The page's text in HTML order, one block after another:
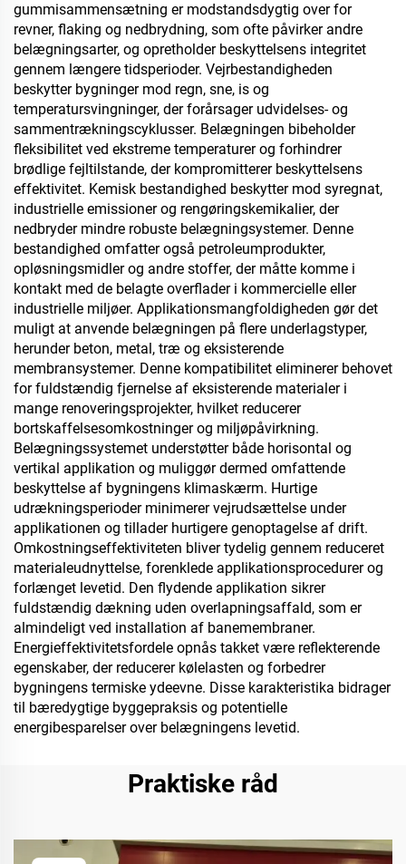
gummisammensætning er modstandsdygtig over for
revner, flaking og nedbrydning, som ofte påvirker andre
belægningsarter, og opretholder beskyttelsens integritet
gennem længere tidsperioder. Vejrbestandigheden
beskytter bygninger mod regn, sne, is og
temperatursvingninger, der forårsager udvidelses- og
sammentrækningscyklusser. Belægningen bibeholder
fleksibilitet ved ekstreme temperaturer og forhindrer
brødlige fejltilstande, der kompromitterer beskyttelsens
effektivitet. Kemisk bestandighed beskytter mod syregnat,
industrielle emissioner og rengøringskemikalier, der
nedbryder mindre robuste belægningsystemer. Denne
bestandighed omfatter også petroleumprodukter,
opløsningsmidler og andre stoffer, der måtte komme i
kontakt med de belagte overflader i kommercielle eller
industrielle miljøer. Applikationsmangfoldigheden gør det
muligt at anvende belægningen på flere underlagstyper,
herunder beton, metal, træ og eksisterende
membransystemer. Denne kompatibilitet eliminerer behovet
for fuldstændig fjernelse af eksisterende materialer i
mange renoveringsprojekter, hvilket reducerer
bortskaffelsesomkostninger og miljøpåvirkning.
Belægningssystemet understøtter både horisontal og
vertikal applikation og muliggør dermed omfattende
beskyttelse af bygningens klimaskærm. Hurtige
udrækningsperioder minimerer vejrudsættelse under
applikationen og tillader hurtigere genoptagelse af drift.
Omkostningseffektiviteten bliver tydelig gennem reduceret
materialeudnyttelse, forenklede applikationsprocedurer og
forlænget levetid. Den flydende applikation sikrer
fuldstændig dækning uden overlapningsaffald, som er
almindeligt ved installation af banemembraner.
Energieffektivitetsfordele opnås takket være reflekterende
egenskaber, der reducerer kølelasten og forbedrer
bygningens termiske ydeevne. Disse karakteristika bidrager
til bæredygtige byggepraksis og potentielle
energibesparelser over belægningens levetid.
Praktiske råd